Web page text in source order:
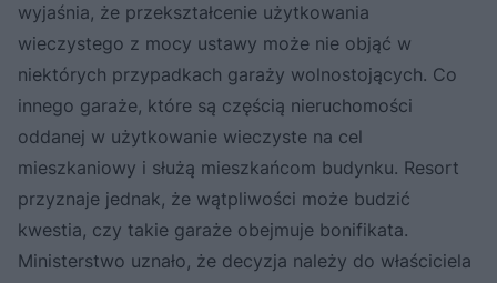
wyjaśnia, że przekształcenie użytkowania
wieczystego z mocy ustawy może nie objąć w
niektórych przypadkach garaży wolnostojących. Co
innego garaże, które są częścią nieruchomości
oddanej w użytkowanie wieczyste na cel
mieszkaniowy i służą mieszkańcom budynku. Resort
przyznaje jednak, że wątpliwości może budzić
kwestia, czy takie garaże obejmuje bonifikata.
Ministerstwo uznało, że decyzja należy do właściciela